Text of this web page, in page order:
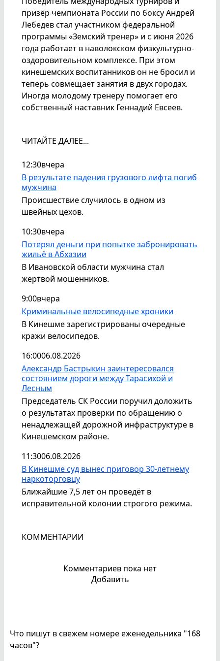
призёр чемпионата России по боксу Андрей
Лебедев стал участником федеральной
программы «Земский тренер» и с июня 2026
года работает в наволокском физкультурно-
оздоровительном комплексе. При этом
кинешемских воспитанников он не бросил и
теперь совмещает занятия в двух городах.
Иногда молодому тренеру помогает его
собственный наставник Геннадий Евсеев.
ЧИТАЙТЕ ДАЛЕЕ...
12:30вчера
В результате падения грузового лифта погиб
мужчина
Происшествие случилось в одном из
швейных цехов.
10:30вчера
Потерял деньги при попытке забронировать
жильё в Абхазии
В Ивановской области мужчина стал
жертвой мошенников.
9:00вчера
Криминальные велосипедные хроники
В Кинешме зарегистрированы очередные
кражи велосипедов.
16:0006.08.2026
Александр Бастрыкин заинтересовался
состоянием дороги между Тарасихой и
Лесным
Председатель СК России поручил доложить
о результатах проверки по обращению о
ненадлежащей дорожной инфраструктуре в
Кинешемском районе.
11:3006.08.2026
В Кинешме суд вынес приговор 30-летнему
наркоторговцу
Ближайшие 7,5 лет он проведёт в
исправительной колонии строгого режима.
КОММЕНТАРИИ
Комментариев пока нет
Добавить
Что пишут в свежем номере еженедельника "168
часов"?